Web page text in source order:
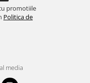
promotiile
Politica de
media